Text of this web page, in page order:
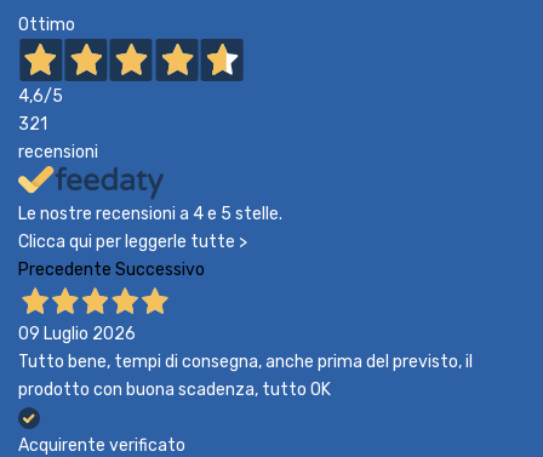
Ottimo
4,6/5
321
recensioni
Le nostre recensioni a 4 e 5 stelle.
Clicca qui per leggerle tutte >
Precedente Successivo
09 Luglio 2026
Tutto bene, tempi di consegna, anche prima del previsto, il
prodotto con buona scadenza, tutto OK
Acquirente verificato